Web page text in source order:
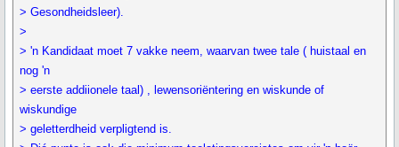
> Gesondheidsleer).
>
> 'n Kandidaat moet 7 vakke neem, waarvan twee tale ( huistaal en
nog 'n
> eerste addiionele taal) , lewensoriëntering en wiskunde of
wiskundige
> geletterdheid verpligtend is.